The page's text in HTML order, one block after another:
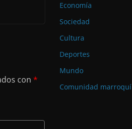
con *
Economía
Sociedad
Cultura
Deportes
Mundo
Comunidad marroquí